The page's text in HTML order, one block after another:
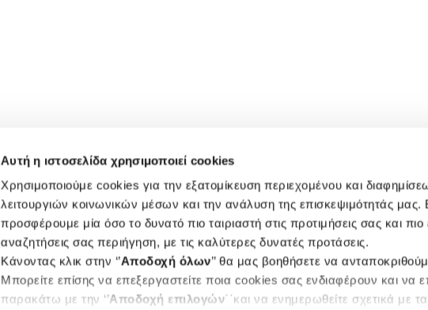
Αυτή η ιστοσελίδα χρησιμοποιεί cookies
Χρησιμοποιούμε cookies για την εξατομίκευση περιεχομένου και
λειτουργιών κοινωνικών μέσων και την ανάλυση της επισκεψιμότητάς μας.
προσφέρουμε μία όσο το δυνατό πιο ταιριαστή στις προτιμήσεις σας και
αναζητήσεις σας περιήγηση, με τις καλύτερες δυνατές προτάσεις.
Κάνοντας κλικ στην ‘’Αποδοχή όλων’’ θα μας βοηθήσετε να
Μπορείτε επίσης να επεξεργαστείτε ποια cookies σας ενδιαφέρουν και να
παρακάτω με την ‘’Αποδοχή επιλογών΄΄και να ενημερωθείτε σχετικά με